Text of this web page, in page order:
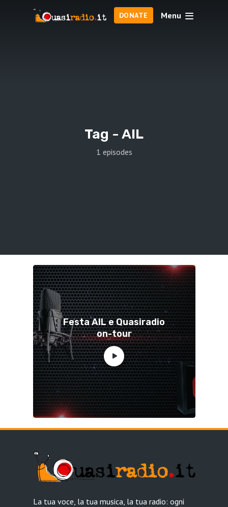
DONATE Menu
Tag - AIL
1 episodes
Festa AIL e Quasiradio
on-tour
La tua voce, la tua musica, la tua radio: ogni